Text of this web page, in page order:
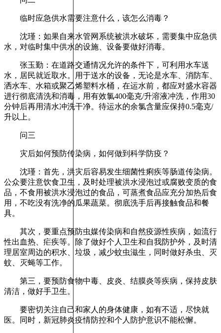
临时应急供水需要注意什么，该怎么消毒？
沈瑾：如果自来水管网系统被洪水破坏，需要集中应急供
水，对临时集中供水的设施、设备要做好消毒。
张玉勤：在道路交通情况允许的条件下，可利用水车送
水，居民就近取水。用于送水的设备，无论是水车、消防车、
洒水车、水箱或聚乙烯塑料水桶，在运水前，都应对盛水容器
进行彻底清洗和消毒，用有效氯400毫克/升溶液冲洗，作用30
分钟后再用清水冲洗干净。待运水的余氯含量应保持0.5毫克/
升以上。
问三
灾后如何预防传染病，如何做到科学防疫？
沈瑾：首先，洪灾后容易发生细菌性痢疾等肠道传染病。
公众要注意饮食卫生，及时处理被洪水浸泡过或腐败变质的食
品，不食用被洪水浸泡过的食品，可蒸煮食品应充分加热后食
用，不吃没有洗净的瓜果蔬菜。彻底洗手后再接触食品和餐
具。
其次，要重点预防虫媒传染病和自然疫源性疾病，如流行
性出血热、疟疾等。除了做好个人卫生和自我防护外，及时清
理居室周边的积水、垃圾，减少蚊虫滋生，同时做好杀虫、灭
蚊、灭蝇等工作。
第三，要预防食物中毒、皮炎、结膜炎等疾病，保持皮肤
清洁，做好手卫生。
要密切关注自己和家人的身体健康，如有不适，尽快就
医。同时，新冠肺炎疫情防控和个人防护意识不能松懈。